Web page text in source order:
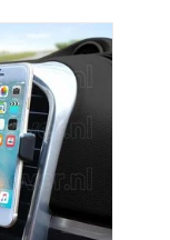
houder voor